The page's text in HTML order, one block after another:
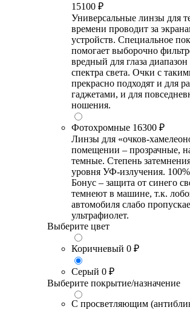
15100 ₽
Универсальные линзы для
времени проводит за
устройств. Специальное
помогает выборочно
вредный для глаза диапазон
спектра света. Очки с
прекрасно подходят и для
гаджетами, и для
ношения.
Фотохромные 16300 ₽
Линзы для «очков-
помещении – прозрачные,
темные. Степень
уровня УФ-излучения.
Бонус – защита от синего
темнеют в машине, т.к.
автомобиля слабо
ультрафиолет.
Выберите цвет
Коричневый 0 ₽
Серый 0 ₽
Выберите покрытие/назначение
С просветляющим